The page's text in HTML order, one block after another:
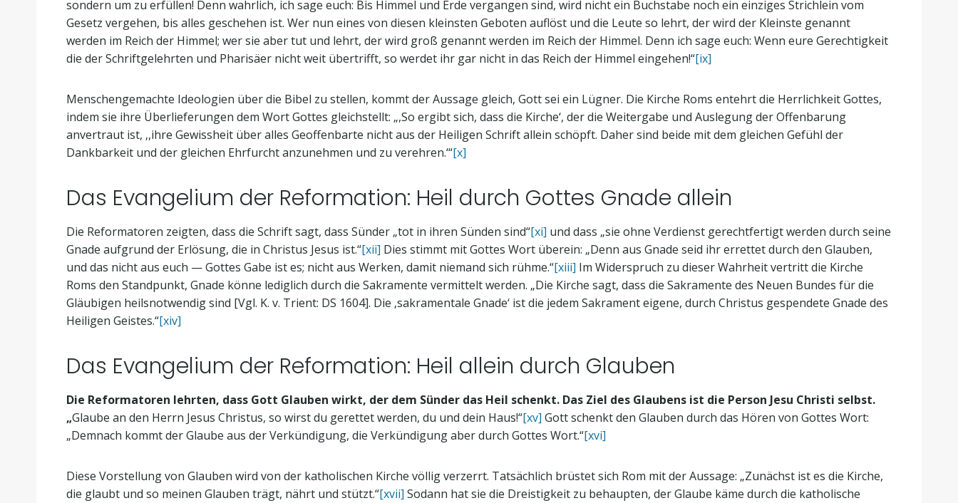
sondern um zu erfüllen! Denn wahrlich, ich sage euch: Bis Himmel und Erde vergangen sind, wird nicht ein Buchstabe noch ein einziges Strichlein vom
Gesetz vergehen, bis alles geschehen ist. Wer nun eines von diesen kleinsten Geboten auflöst und die Leute so lehrt, der wird der Kleinste genannt
werden im Reich der Himmel; wer sie aber tut und lehrt, der wird groß genannt werden im Reich der Himmel. Denn ich sage euch: Wenn eure Gerechtigkeit
die der Schriftgelehrten und Pharisäer nicht weit übertrifft, so werdet ihr gar nicht in das Reich der Himmel eingehen!“[ix]
Menschengemachte Ideologien über die Bibel zu stellen, kommt der Aussage gleich, Gott sei ein Lügner. Die Kirche Roms entehrt die Herrlichkeit Gottes,
indem sie ihre Überlieferungen dem Wort Gottes gleichstellt: „,So ergibt sich, dass die Kirche‘, der die Weitergabe und Auslegung der Offenbarung
anvertraut ist, ‚,ihre Gewissheit über alles Geoffenbarte nicht aus der Heiligen Schrift allein schöpft. Daher sind beide mit dem gleichen Gefühl der
Dankbarkeit und der gleichen Ehrfurcht anzunehmen und zu verehren.‘“[x]
Das Evangelium der Reformation: Heil durch Gottes Gnade allein
Die Reformatoren zeigten, dass die Schrift sagt, dass Sünder „tot in ihren Sünden sind“[xi] und dass „sie ohne Verdienst gerechtfertigt werden durch seine
Gnade aufgrund der Erlösung, die in Christus Jesus ist.“[xii] Dies stimmt mit Gottes Wort überein: „Denn aus Gnade seid ihr errettet durch den Glauben,
und das nicht aus euch — Gottes Gabe ist es; nicht aus Werken, damit niemand sich rühme.“[xiii] Im Widerspruch zu dieser Wahrheit vertritt die Kirche
Roms den Standpunkt, Gnade könne lediglich durch die Sakramente vermittelt werden. „Die Kirche sagt, dass die Sakramente des Neuen Bundes für die
Gläubigen heilsnotwendig sind [Vgl. K. v. Trient: DS 1604]. Die ‚sakramentale Gnade‘ ist die jedem Sakrament eigene, durch Christus gespendete Gnade des
Heiligen Geistes.“[xiv]
Das Evangelium der Reformation: Heil allein durch Glauben
Die Reformatoren lehrten, dass Gott Glauben wirkt, der dem Sünder das Heil schenkt. Das Ziel des Glaubens ist die Person Jesu Christi selbst.
„Glaube an den Herrn Jesus Christus, so wirst du gerettet werden, du und dein Haus!“[xv] Gott schenkt den Glauben durch das Hören von Gottes Wort:
„Demnach kommt der Glaube aus der Verkündigung, die Verkündigung aber durch Gottes Wort.“[xvi]
Diese Vorstellung von Glauben wird von der katholischen Kirche völlig verzerrt. Tatsächlich brüstet sich Rom mit der Aussage: „Zunächst ist es die Kirche,
die glaubt und so meinen Glauben trägt, nährt und stützt.“[xvii] Sodann hat sie die Dreistigkeit zu behaupten, der Glaube käme durch die katholische